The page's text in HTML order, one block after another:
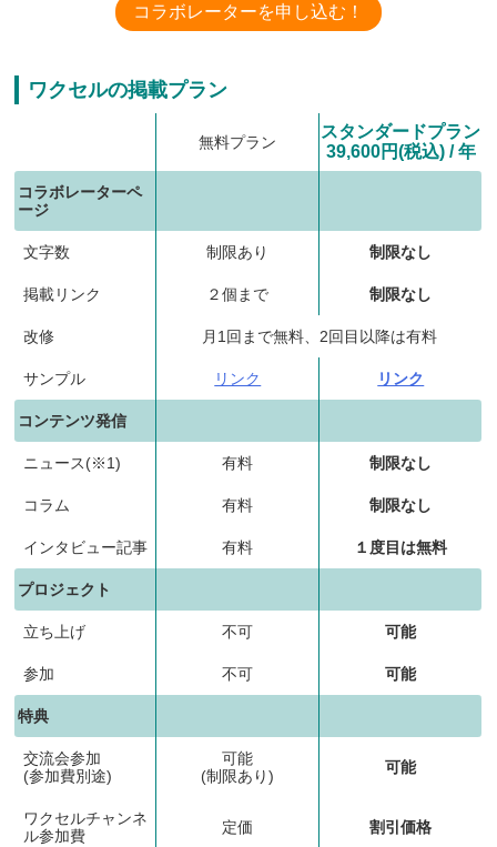
コラボレーターを申し込む！
ワクセルの掲載プラン
無料プラン
スタンダードプラン
39,600円(税込) / 年
コラボレーターペ
ージ
文字数 制限あり 制限なし
掲載リンク ２個まで 制限なし
改修 月1回まで無料、2回目以降は有料
サンプル リンク リンク
コンテンツ発信
ニュース(※1) 有料 制限なし
コラム 有料 制限なし
インタビュー記事 有料 １度目は無料
プロジェクト
立ち上げ 不可 可能
参加 不可 可能
特典
交流会参加
(参加費別途)
可能
(制限あり)
可能
ワクセルチャンネ
ル参加費
定価 割引価格